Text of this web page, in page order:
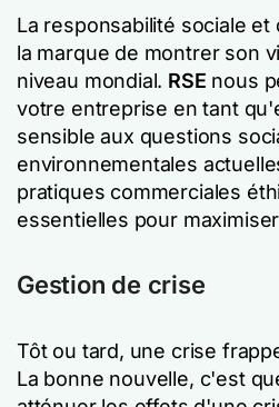
La responsabilité sociale
la marque de montrer son
niveau mondial. RSE nous
votre entreprise en tant
sensible aux questions
environnementales
pratiques commerciales
essentielles pour
Gestion de crise
Tôt ou tard, une crise
La bonne nouvelle, c'est